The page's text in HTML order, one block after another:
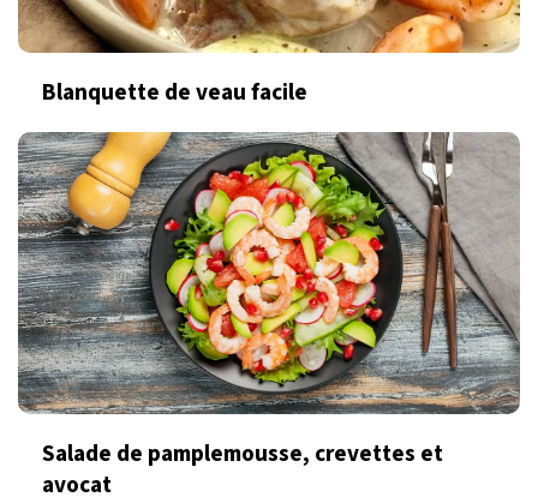
Blanquette de veau facile
Salade de pamplemousse, crevettes et
avocat